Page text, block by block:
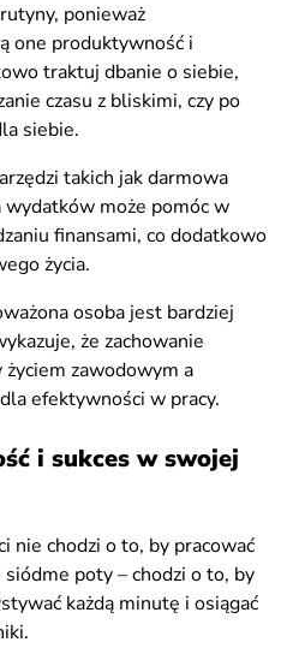
ponieważ
one produktywność i
traktuj dbanie o siebie,
czasu z bliskimi, czy po
siebie.
takich jak darmowa
może pomóc w
finansami, co dodatkowo
życia.
osoba jest bardziej
że zachowanie
zawodowym a
efektywności w pracy.
i sukces w swojej
nie chodzi o to, by pracować
poty – chodzi o to, by
każdą minutę i osiągać